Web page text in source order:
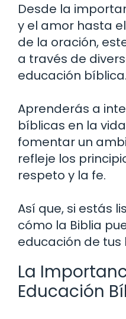
Desde la
y el amor hasta
de la oración,
a través de
educación bíblica.
Aprenderás a
bíblicas en la
fomentar un
refleje los
respeto y la fe.
Así que, si estás
cómo la Biblia
educación de tus
La
Educación